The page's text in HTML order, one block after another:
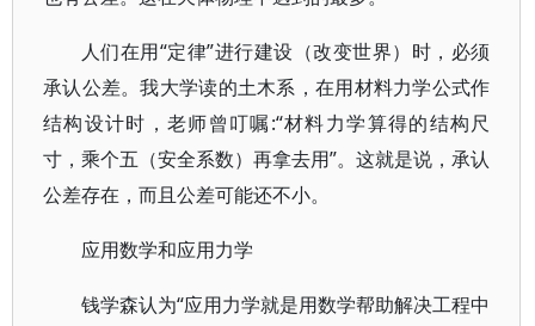
人们在用“定律”进行建设（改变世界）时，必须
承认公差。我大学读的土木系，在用材料力学公式作
结构设计时，老师曾叮嘱:“材料力学算得的结构尺
寸，乘个五（安全系数）再拿去用”。这就是说，承认
公差存在，而且公差可能还不小。
应用数学和应用力学
钱学森认为“应用力学就是用数学帮助解决工程中